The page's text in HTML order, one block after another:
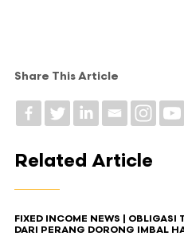
Share This Article
Related Article
FIXED INCOME NEWS | OBLIGASI
DARI PERANG DORONG IMBAL